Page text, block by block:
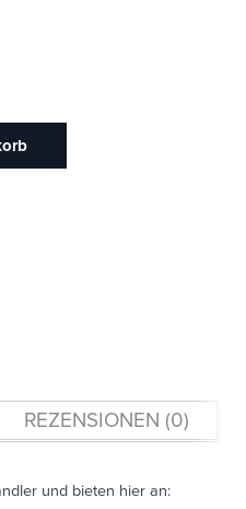
REZENSIONEN (0)
und bieten hier an: